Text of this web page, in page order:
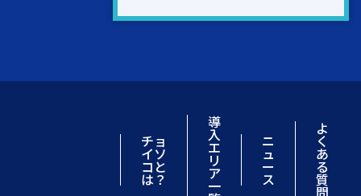
チョ
イソ
コと
は？
導
入
エ
リ
ア
一
ニ
ュ
ー
ス
よ
く
あ
る
質
問